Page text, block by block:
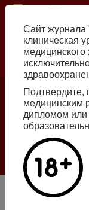
Skip
content
в
Анализ
Сайт журнала
клиническая
Подтвердите,
медицинским
дипломом или